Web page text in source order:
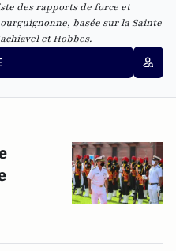
des rapports de force et
basée sur la Sainte
et Hobbes.